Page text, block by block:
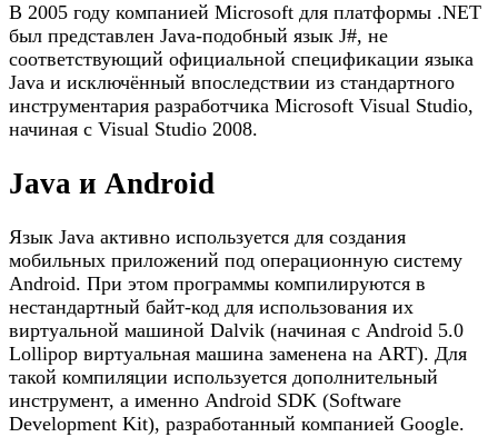
В 2005 году компанией Microsoft для платформы .NET
был представлен Java-подобный язык J#, не
соответствующий официальной спецификации языка
Java и исключённый впоследствии из стандартного
инструментария разработчика Microsoft Visual Studio,
начиная с Visual Studio 2008.
Java и Android
Язык Java активно используется для создания
мобильных приложений под операционную систему
Android. При этом программы компилируются в
нестандартный байт-код для использования их
виртуальной машиной Dalvik (начиная с Android 5.0
Lollipop виртуальная машина заменена на ART). Для
такой компиляции используется дополнительный
инструмент, а именно Android SDK (Software
Development Kit), разработанный компанией Google.